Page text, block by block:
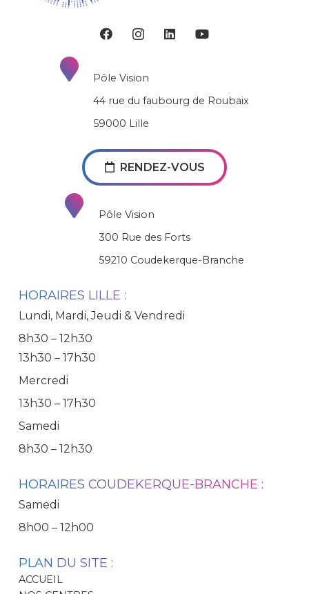
Pôle Vision
44 rue du faubourg de Roubaix
59000 Lille
RENDEZ-VOUS
Pôle Vision
300 Rue des Forts
59210 Coudekerque-Branche
HORAIRES LILLE :
Lundi, Mardi, Jeudi & Vendredi
8h30 – 12h30
13h30 – 17h30
Mercredi
13h30 – 17h30
Samedi
8h30 – 12h30
HORAIRES COUDEKERQUE-BRANCHE :
Samedi
8h00 – 12h00
PLAN DU SITE :
ACCUEIL